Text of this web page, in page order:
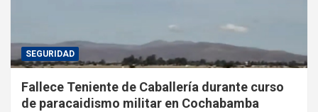
SEGURIDAD
Fallece Teniente de Caballería durante curso
de paracaidismo militar en Cochabamba